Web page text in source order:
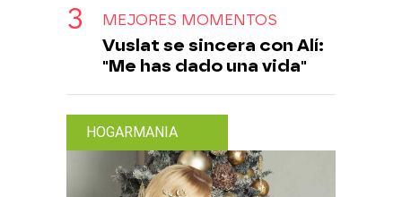
MEJORES MOMENTOS
Vuslat se sincera con Alí:
"Me has dado una vida"
HOGARMANIA